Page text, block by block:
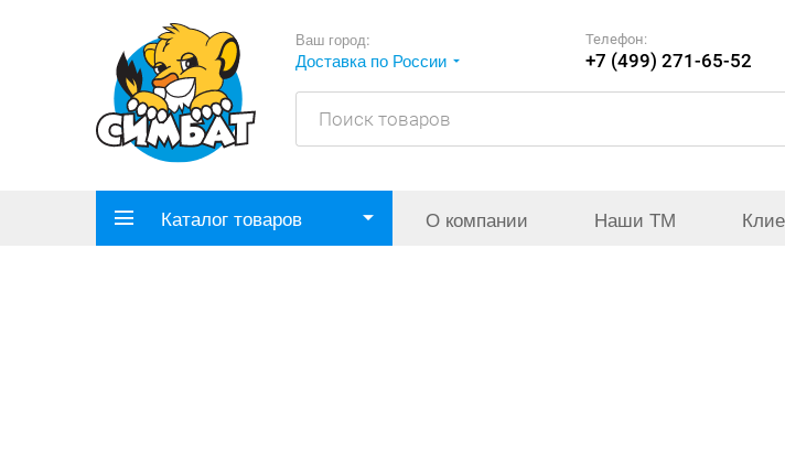
Ваш город:
Доставка по России
Телефон:
+7 (499) 271-65-52
Каталог товаров О компании Наши ТМ